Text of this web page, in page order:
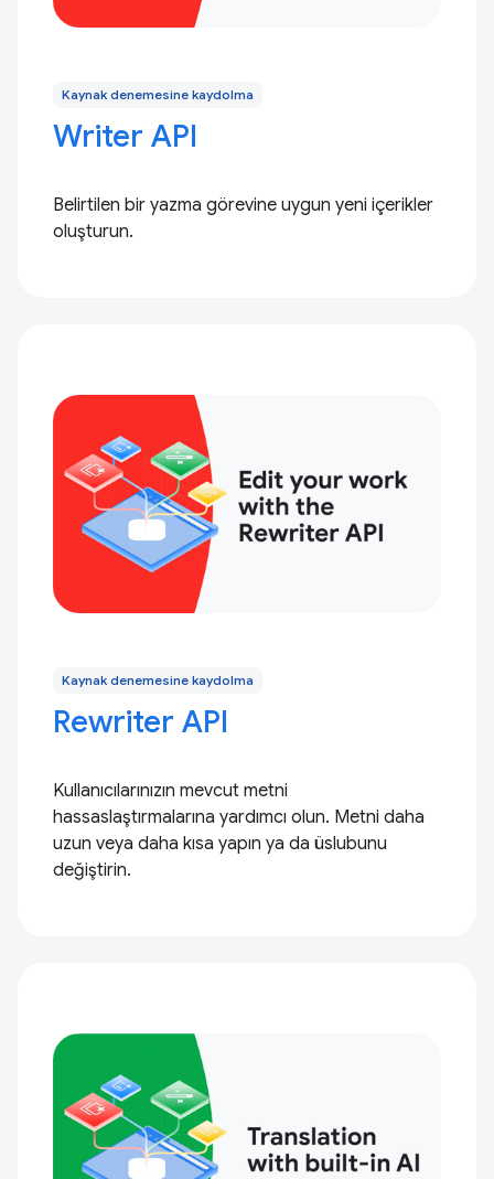
Kaynak denemesine kaydolma
Writer API
Belirtilen bir yazma görevine uygun yeni içerikler
oluşturun.
Kaynak denemesine kaydolma
Rewriter API
Kullanıcılarınızın mevcut metni
hassaslaştırmalarına yardımcı olun. Metni daha
uzun veya daha kısa yapın ya da üslubunu
değiştirin.